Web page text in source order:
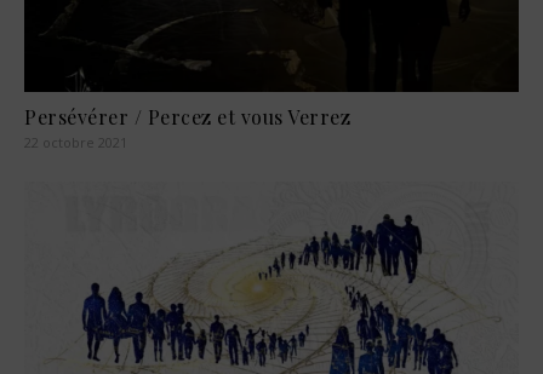
Persévérer / Percez et vous Verrez
22 octobre 2021